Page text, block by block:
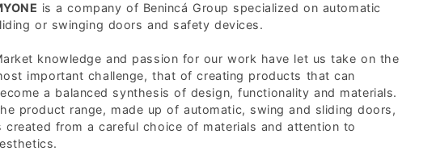
is a company of Benincá Group specialized on automatic
or swinging doors and safety devices.
knowledge and passion for our work have let us take on the
important challenge, that of creating products that can
a balanced synthesis of design, functionality and materials.
product range, made up of automatic, swing and sliding doors,
created from a careful choice of materials and attention to